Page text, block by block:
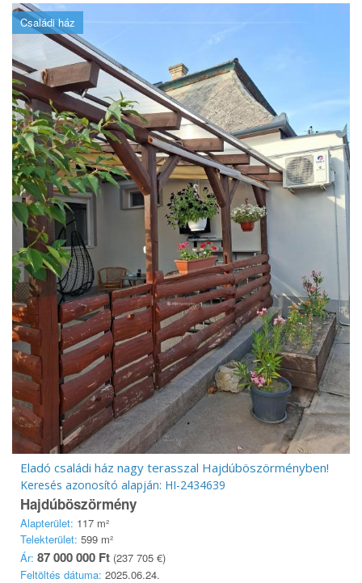
Családi ház
Eladó családi ház nagy terasszal Hajdúböszörményben!
Keresés azonosító alapján: HI-2434639
Hajdúböszörmény
Alapterület: 117 m²
Telekterület: 599 m²
Ár: 87 000 000 Ft (237 705 €)
Feltöltés dátuma: 2025.06.24.